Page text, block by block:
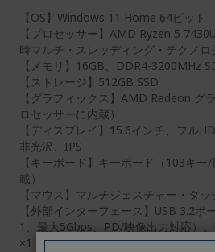
【OS】Windows 11 Home 64ビット
【プロセッサー】AMD Ryzen 5
時マルチ・スレッディング・テクノロ
【メモリ】16GB、DDR4-3200MHz
【ストレージ】512GB SSD
【グラフィックス】AMD Radeon グ
ロセッサーに内蔵）
【ディスプレイ】15.6インチ、フル
非光沢、IPS
【キーボード】キーボード（103キ
載）
【マウス】マルチジェスチャー・タッ
【外部インターフェース】USB 3.2ポ
1、最大5Gbps、PD/映像出力対応）、
×1（Type-C、PD対応）、USB 3.2ポ